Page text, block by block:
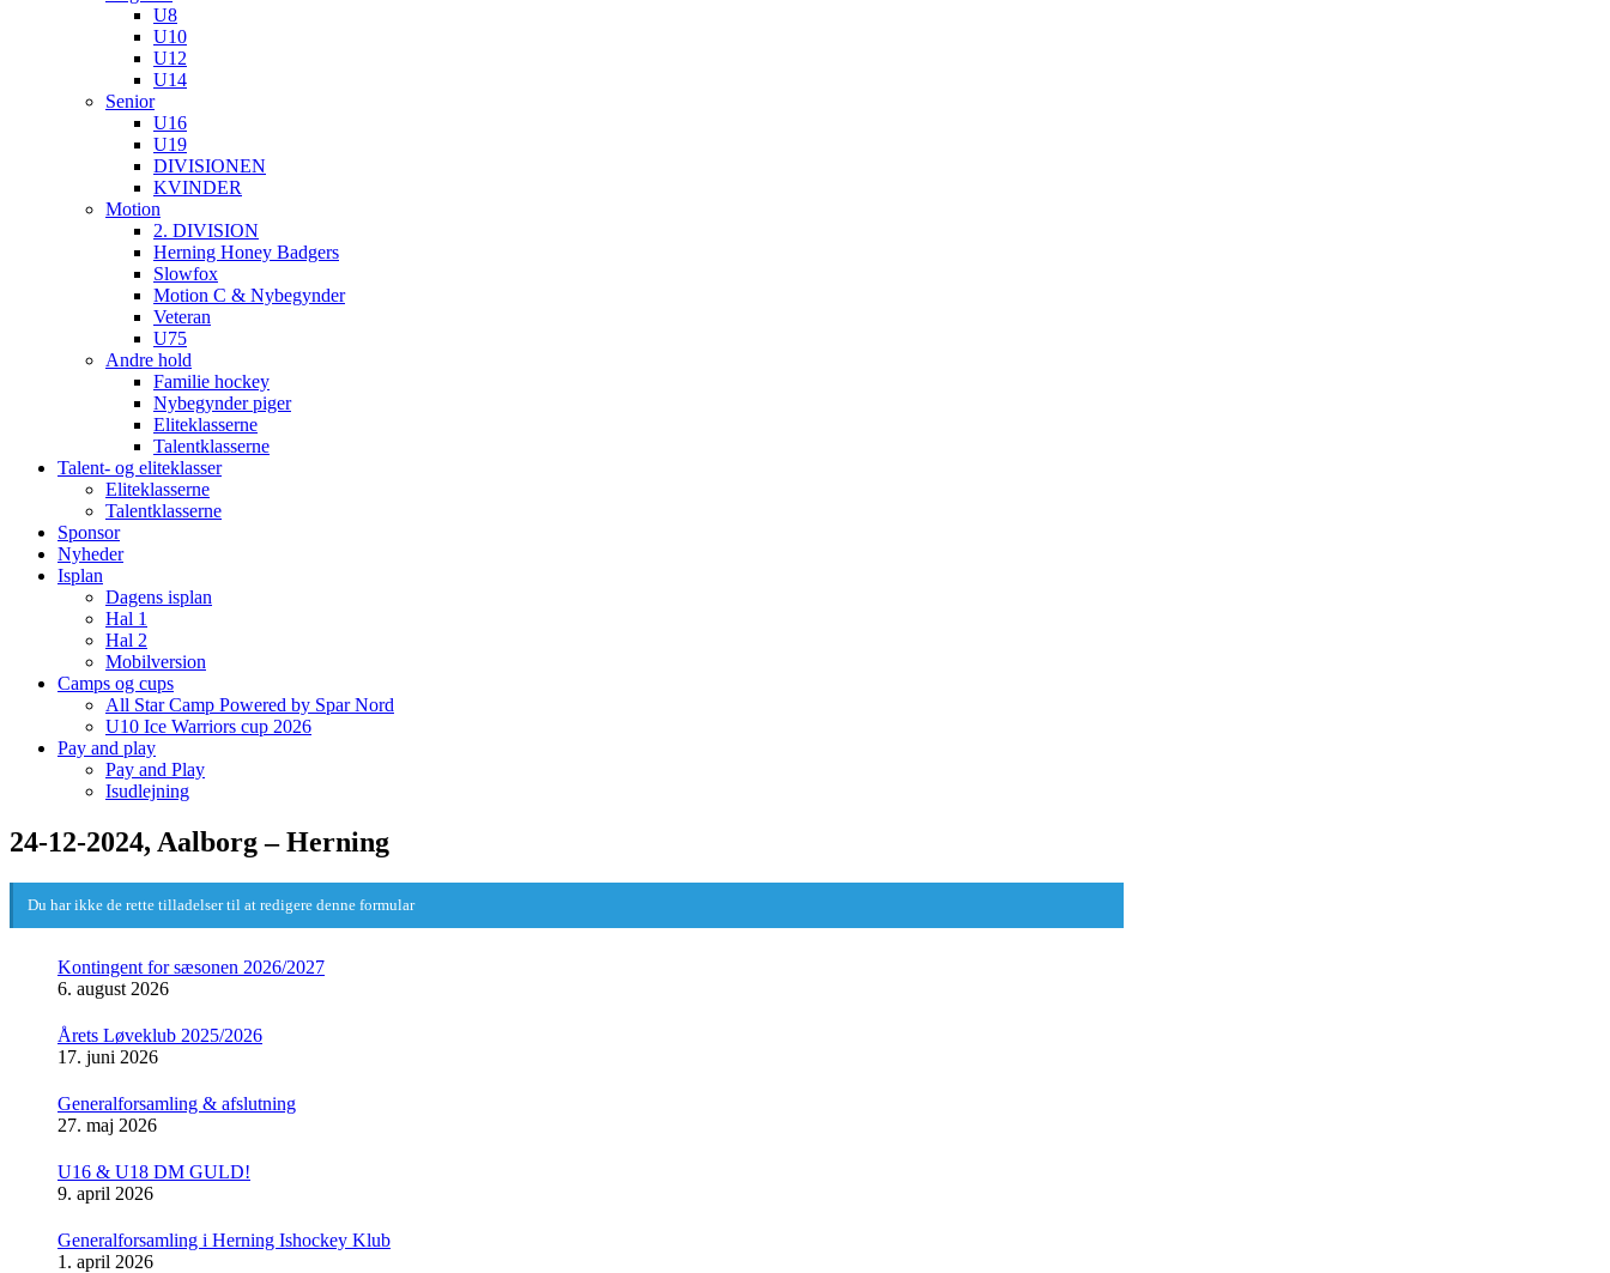
U8
U10
U12
U14
Senior
U16
U19
DIVISIONEN
KVINDER
Motion
2. DIVISION
Herning Honey Badgers
Slowfox
Motion C & Nybegynder
Veteran
U75
Andre hold
Familie hockey
Nybegynder piger
Eliteklasserne
Talentklasserne
Talent- og eliteklasser
Eliteklasserne
Talentklasserne
Sponsor
Nyheder
Isplan
Dagens isplan
Hal 1
Hal 2
Mobilversion
Camps og cups
All Star Camp Powered by Spar Nord
U10 Ice Warriors cup 2026
Pay and play
Pay and Play
Isudlejning
24-12-2024, Aalborg – Herning
Du har ikke de rette tilladelser til at redigere denne formular
Kontingent for sæsonen 2026/2027
6. august 2026
Årets Løveklub 2025/2026
17. juni 2026
Generalforsamling & afslutning
27. maj 2026
U16 & U18 DM GULD!
9. april 2026
Generalforsamling i Herning Ishockey Klub
1. april 2026